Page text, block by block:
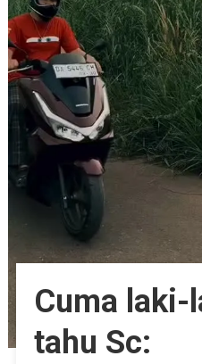
Cuma laki-
tahu Sc: